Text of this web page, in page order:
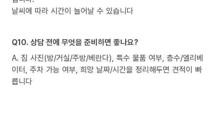
날씨에 따라 시간이 늘어날 수 있습니다
Q10. 상담 전에 무엇을 준비하면 좋나요?
A. 짐 사진(방/거실/주방/베란다), 특수 물품 여부, 층수/엘리베
이터, 주차 가능 여부, 희망 날짜/시간을 정리해두면 견적이 빠
릅니다